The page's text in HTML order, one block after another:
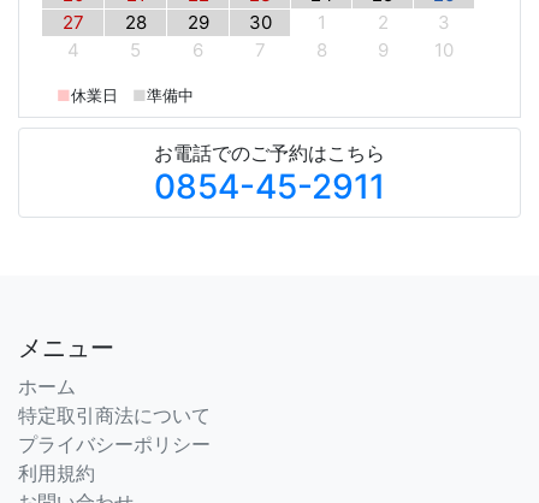
27
28 29 30 1 2
3
4
5 6 7 8 9 10
■休業日 ■準備中
お電話でのご予約はこちら
0854-45-2911
メニュー
ホーム
特定取引商法について
プライバシーポリシー
利用規約